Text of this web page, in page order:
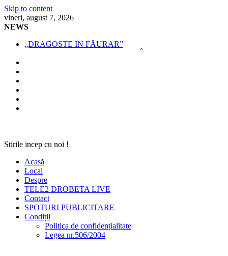
Skip to content
vineri, august 7, 2026
NEWS
„DRAGOSTE ÎN FĂURAR”
Stirile incep cu noi !
Acasă
Local
Despre
TELE2 DROBETA LIVE
Contact
SPOTURI PUBLICITARE
Condiții
Politica de confidențialitate
Legea nr.506/2004